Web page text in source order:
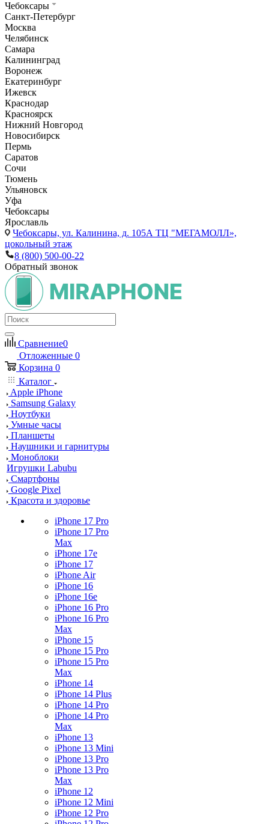
Чебоксары
Санкт-Петербург
Москва
Челябинск
Самара
Калининград
Воронеж
Екатеринбург
Ижевск
Краснодар
Красноярск
Нижний Новгород
Новосибирск
Пермь
Саратов
Сочи
Тюмень
Ульяновск
Уфа
Чебоксары
Ярославль
Чебоксары, ул. Калинина, д. 105А ТЦ "МЕГАМОЛЛ»,
цокольный этаж
8 (800) 500-00-22
Обратный звонок
Сравнение0
Отложенные 0
Корзина 0
Каталог
Apple iPhone
Samsung Galaxy
Ноутбуки
Умные часы
Планшеты
Наушники и гарнитуры
Моноблоки
Игрушки Labubu
Смартфоны
Google Pixel
Красота и здоровье
iPhone 17 Pro
iPhone 17 Pro
Max
iPhone 17e
iPhone 17
iPhone Air
iPhone 16
iPhone 16e
iPhone 16 Pro
iPhone 16 Pro
Max
iPhone 15
iPhone 15 Pro
iPhone 15 Pro
Max
iPhone 14
iPhone 14 Plus
iPhone 14 Pro
iPhone 14 Pro
Max
iPhone 13
iPhone 13 Mini
iPhone 13 Pro
iPhone 13 Pro
Max
iPhone 12
iPhone 12 Mini
iPhone 12 Pro